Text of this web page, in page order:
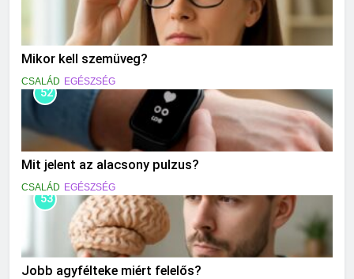
Mikor kell szemüveg?
CSALÁD EGÉSZSÉG
52
Mit jelent az alacsony pulzus?
CSALÁD EGÉSZSÉG
53
Jobb agyfélteke miért felelős?